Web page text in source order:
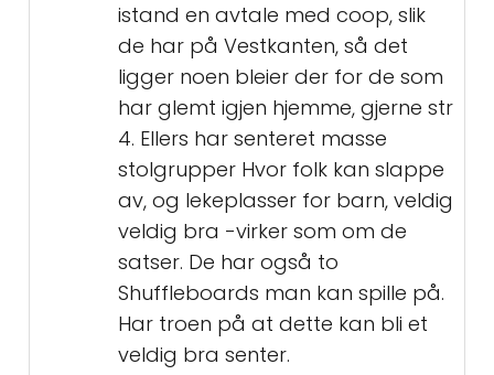
istand en avtale med coop, slik
de har på Vestkanten, så det
ligger noen bleier der for de som
har glemt igjen hjemme, gjerne str
4. Ellers har senteret masse
stolgrupper Hvor folk kan slappe
av, og lekeplasser for barn, veldig
veldig bra -virker som om de
satser. De har også to
Shuffleboards man kan spille på.
Har troen på at dette kan bli et
veldig bra senter.